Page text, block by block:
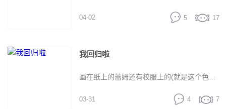
绪，很痛苦……”而实际上这一集也大大带动
04-02 17
5
我回归啦
画在纸上的蕾姆还有校服上的(就是这个色
03-31 7
4